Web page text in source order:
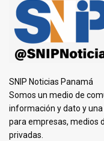
SNIP Noticias Panamá
Somos un medio de
información y dato y
para empresas, medios
privadas.